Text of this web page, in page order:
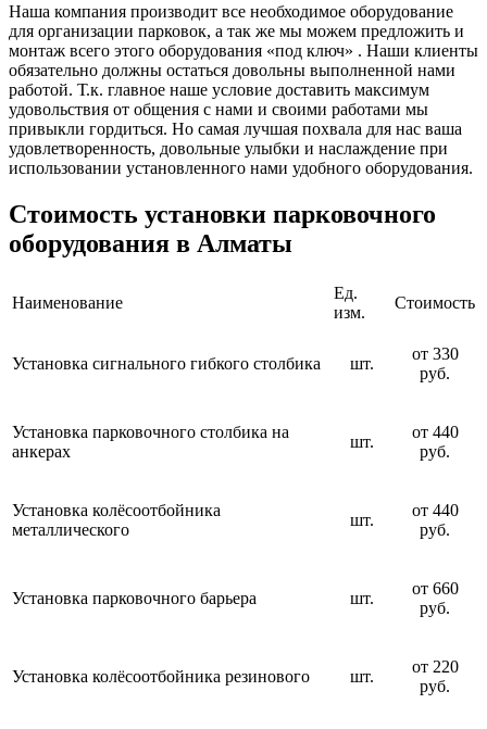
Наша компания производит все необходимое оборудование
для организации парковок, а так же мы можем предложить и
монтаж всего этого оборудования «под ключ» . Наши клиенты
обязательно должны остаться довольны выполненной нами
работой. Т.к. главное наше условие доставить максимум
удовольствия от общения с нами и своими работами мы
привыкли гордиться. Но самая лучшая похвала для нас ваша
удовлетворенность, довольные улыбки и наслаждение при
использовании установленного нами удобного оборудования.
Стоимость установки парковочного
оборудования в Алматы
Наименование
Ед.
изм.
Стоимость
Установка сигнального гибкого столбика шт.
от 330
руб.
Установка парковочного столбика на
анкерах
шт.
от 440
руб.
Установка колёсоотбойника
металлического
шт.
от 440
руб.
Установка парковочного барьера шт.
от 660
руб.
Установка колёсоотбойника резинового шт.
от 220
руб.